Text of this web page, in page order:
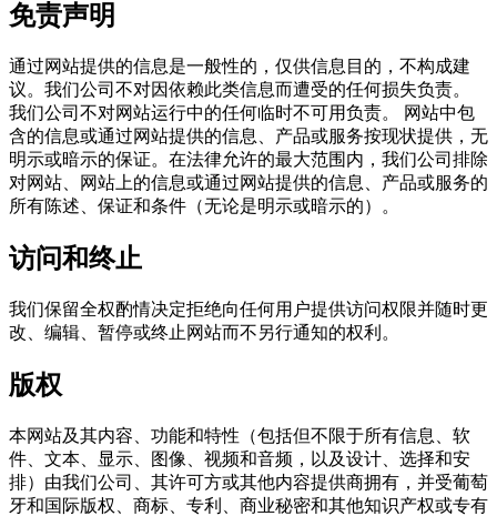
免责声明
通过网站提供的信息是一般性的，仅供信息目的，不构成建
议。我们公司不对因依赖此类信息而遭受的任何损失负责。
我们公司不对网站运行中的任何临时不可用负责。 网站中包
含的信息或通过网站提供的信息、产品或服务按现状提供，无
明示或暗示的保证。在法律允许的最大范围内，我们公司排除
对网站、网站上的信息或通过网站提供的信息、产品或服务的
所有陈述、保证和条件（无论是明示或暗示的）。
访问和终止
我们保留全权酌情决定拒绝向任何用户提供访问权限并随时更
改、编辑、暂停或终止网站而不另行通知的权利。
版权
本网站及其内容、功能和特性（包括但不限于所有信息、软
件、文本、显示、图像、视频和音频，以及设计、选择和安
排）由我们公司、其许可方或其他内容提供商拥有，并受葡萄
牙和国际版权、商标、专利、商业秘密和其他知识产权或专有